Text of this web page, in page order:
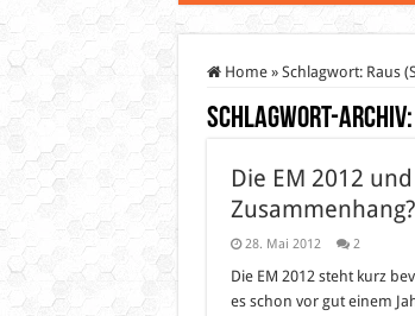
Home » Schlagwort: Raus
Schlagwort-Archiv:
Die EM 2012
Zusammenhang?
28. Mai 2012 2
Die EM 2012 steht kurz
es schon vor gut einem